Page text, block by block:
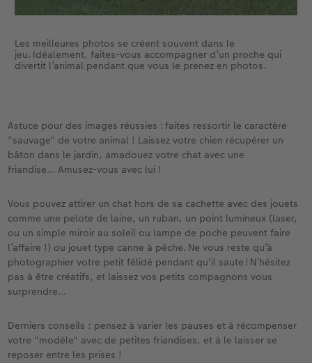
Les meilleures photos se créent souvent dans le
jeu. Idéalement, faites-vous accompagner d’un proche qui
divertit l’animal pendant que vous le prenez en photos.
Astuce pour des images réussies : faites ressortir le caractère
"sauvage" de votre animal ! Laissez votre chien récupérer un
bâton dans le jardin, amadouez votre chat avec une
friandise… Amusez-vous avec lui !
Vous pouvez attirer un chat hors de sa cachette avec des jouets
comme une pelote de laine, un ruban, un point lumineux (laser,
ou un simple miroir au soleil ou lampe de poche peuvent faire
l’affaire !) ou jouet type canne à pêche. Ne vous reste qu’à
photographier votre petit félidé pendant qu'il saute ! N’hésitez
pas à être créatifs, et laissez vos petits compagnons vous
surprendre…
Derniers conseils : pensez à varier les pauses et à récompenser
votre "modèle" avec de petites friandises, et à le laisser se
reposer entre les prises !